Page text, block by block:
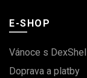
E-SHOP
Vánoce s
Doprava a platby